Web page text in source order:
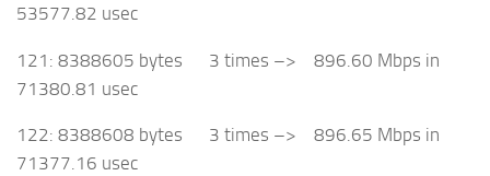
53577.82 usec
121: 8388605 bytes 3 times –> 896.60 Mbps in
71380.81 usec
122: 8388608 bytes 3 times –> 896.65 Mbps in
71377.16 usec